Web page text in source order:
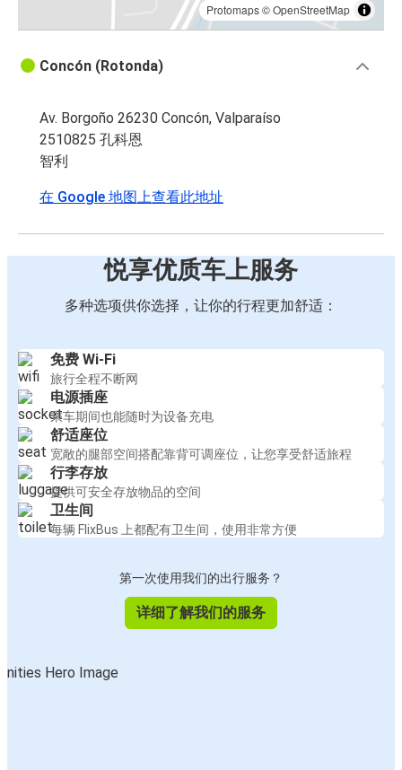
Protomaps©OpenStreetMap
Concón (Rotonda)
Av. Borgoño 26230 Concón, Valparaíso
2510825 孔科恩
智利
在 Google 地图上查看此地址
悦享优质车上服务
多种选项供你选择，让你的行程更加舒适：
免费 Wi-Fi
旅行全程不断网
电源插座
乘车期间也能随时为设备充电
舒适座位
宽敞的腿部空间搭配靠背可调座位，让您享受舒适旅程
行李存放
提供可安全存放物品的空间
卫生间
每辆 FlixBus 上都配有卫生间，使用非常方便
第一次使用我们的出行服务？
详细了解我们的服务